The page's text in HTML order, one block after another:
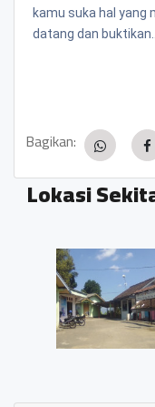
kamu suka hal yang
datang dan
Bagikan:
Lokasi